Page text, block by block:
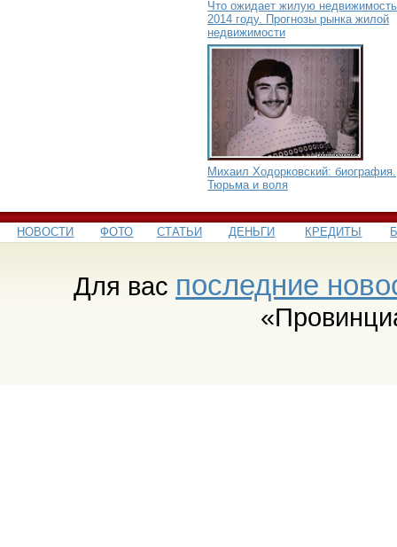
Что ожидает жилую
2014 году. Прогнозы рынка жилой
недвижимости
Михаил Ходорковский: биография.
Тюрьма и воля
НОВОСТИ ФОТО СТАТЬИ ДЕНЬГИ КРЕДИТЫ
Для вас последние